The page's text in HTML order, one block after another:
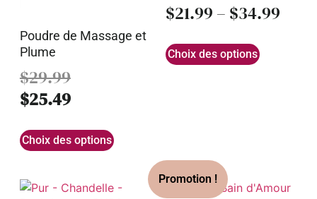
Poudre de Massage et
Plume
$29.99
$25.49
Choix des options
$21.99 – $34.99
Choix des options